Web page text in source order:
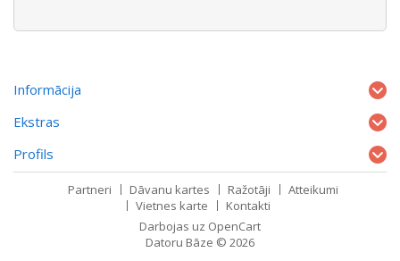
Informācija
Ekstras
Profils
Partneri Dāvanu kartes Ražotāji
Atteikumi
Vietnes karte
Kontakti
Darbojas uz OpenCart
Datoru Bāze © 2026